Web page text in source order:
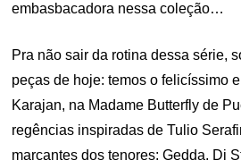
embasbacadora nessa coleção…
Pra não sair da rotina dessa série,
peças de hoje: temos o felicíssimo
Karajan, na Madame Butterfly de
regências inspiradas de Tulio
marcantes dos tenores: Gedda, Di